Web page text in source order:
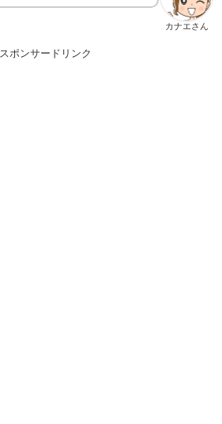
カナエさん
スポンサードリンク